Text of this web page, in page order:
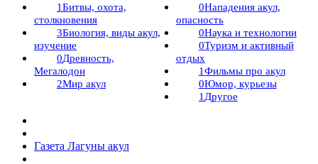
1Битвы, охота,
столкновения
3Биология, виды акул,
изучение
0Древность,
Мегалодон
2Мир акул
0Нападения акул,
опасность
0Наука и технологии
0Туризм и активный
отдых
1Фильмы про акул
0Юмор, курьезы
1 Другое
Газета Лагуны акул